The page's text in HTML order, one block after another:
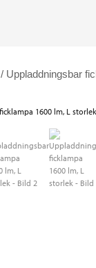
/ Uppladdningsbar